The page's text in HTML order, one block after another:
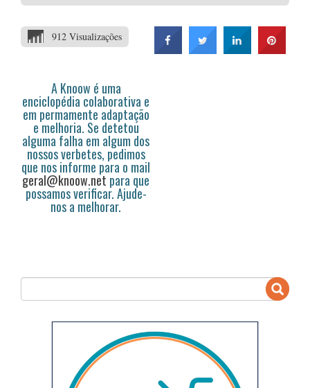
912 Visualizações
A Knoow é uma
enciclopédia colaborativa e
em permamente adaptação
e melhoria. Se detetou
alguma falha em algum dos
nossos verbetes, pedimos
que nos informe para o mail
geral@knoow.net para que
possamos verificar. Ajude-
nos a melhorar.